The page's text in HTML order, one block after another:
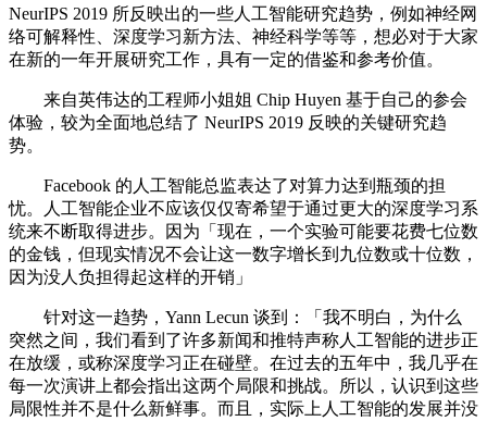
NeurIPS 2019 所反映出的一些人工智能研究趋势，例如神经网
络可解释性、深度学习新方法、神经科学等等，想必对于大家
在新的一年开展研究工作，具有一定的借鉴和参考价值。
来自英伟达的工程师小姐姐 Chip Huyen 基于自己的参会
体验，较为全面地总结了 NeurIPS 2019 反映的关键研究趋
势。
Facebook 的人工智能总监表达了对算力达到瓶颈的担
忧。人工智能企业不应该仅仅寄希望于通过更大的深度学习系
统来不断取得进步。因为「现在，一个实验可能要花费七位数
的金钱，但现实情况不会让这一数字增长到九位数或十位数，
因为没人负担得起这样的开销」
针对这一趋势，Yann Lecun 谈到：「我不明白，为什么
突然之间，我们看到了许多新闻和推特声称人工智能的进步正
在放缓，或称深度学习正在碰壁。在过去的五年中，我几乎在
每一次演讲上都会指出这两个局限和挑战。所以，认识到这些
局限性并不是什么新鲜事。而且，实际上人工智能的发展并没